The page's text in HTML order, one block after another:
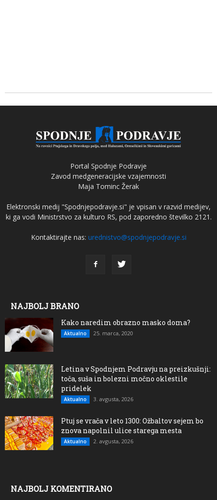
Portal Spodnje Podravje
Zavod medgeneracijske vzajemnosti
Maja Tominc Žerak
Elektronski medij "Spodnjepodravje.si" je vpisan v razvid medijev,
ki ga vodi Ministrstvo za kulturo RS, pod zaporedno številko 2121.
Kontaktirajte nas: urednistvo@spodnjepodravje.si
NAJBOLJ BRANO
Kako naredim obrazno masko doma?
Aktualno 25. marca, 2020
Letina v Spodnjem Podravju na preizkušnji:
toča, suša in bolezni močno oklestile
pridelek
Aktualno 3. avgusta, 2026
Ptuj se vrača v leto 1300: Ožbaltov sejem bo
znova napolnil ulice starega mesta
Aktualno 2. avgusta, 2026
NAJBOLJ KOMENTIRANO